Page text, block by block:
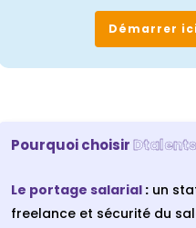
Démarrer
Pourquoi choisirDtalents
Le portage salarial : un
freelance et sécurité du